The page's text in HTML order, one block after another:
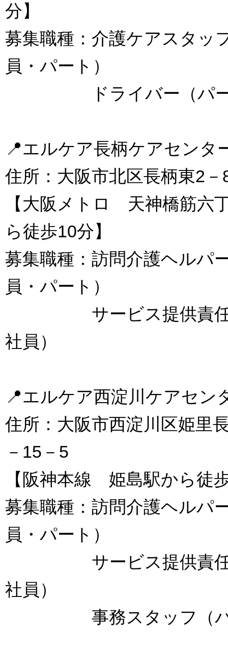
分】
募集職種：介護ケアスタッ
員・パート）
ドライバー（パー
📍エルケア長柄ケアセン
住所：大阪市北区長柄東2－
【大阪メトロ 天神橋筋六
ら徒歩10分】
募集職種：訪問介護ヘルパ
員・パート）
サービス提供責任
社員）
📍エルケア西淀川ケアセン
住所：大阪市西淀川区姫里
－15－5
【阪神本線 姫島駅から徒
募集職種：訪問介護ヘルパ
員・パート）
サービス提供責任
社員）
事務スタッフ（パ